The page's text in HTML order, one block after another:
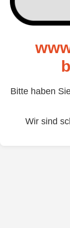
Bitte haben
Wir sind